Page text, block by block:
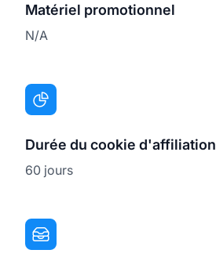
Matériel promotionnel
N/A
Durée du cookie d'affiliation
60 jours